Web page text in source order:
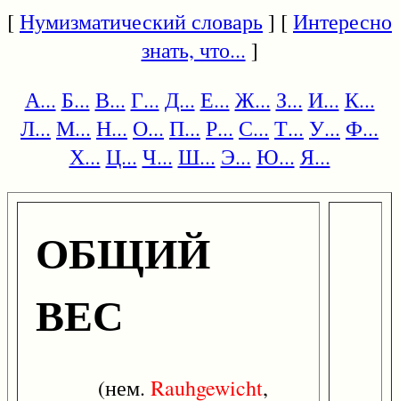
[Нумизматический словарь] [Интересно
знать, что... ]
А... Б... В... Г... Д... Е... Ж... З... И... К...
Л... М... Н... О... П... Р... С... Т... У... Ф...
Х... Ц... Ч... Ш... Э... Ю... Я...
ОБЩИЙ
ВЕС
(нем. Rauhgewicht,